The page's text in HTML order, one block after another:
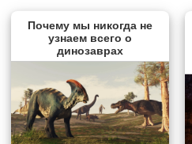
Почему мы никогда не
узнаем всего о
динозаврах